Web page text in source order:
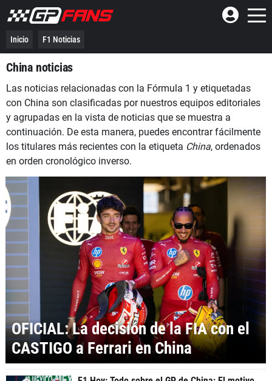
Inicio F1 Noticias
China noticias
Las noticias relacionadas con la Fórmula 1 y etiquetadas
con China son clasificadas por nuestros equipos editoriales
y agrupadas en la vista de noticias que se muestra a
continuación. De esta manera, puedes encontrar fácilmente
los titulares más recientes con la etiqueta China, ordenados
en orden cronológico inverso.
OFICIAL: La decisión de la FIA con el
CASTIGO a Ferrari en China